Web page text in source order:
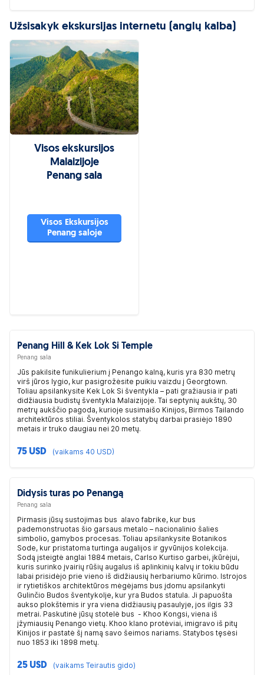
Užsisakyk ekskursijas internetu (anglų kalba)
Visos ekskursijos
Malaizijoje
Penang sala
Visos Ekskursijos
Penang saloje
Penang Hill & Kek Lok Si Temple
Penang sala
Jūs pakilsite funikulierium į Penango kalną, kuris yra 830 metrų
virš jūros lygio, kur pasigrožėsite puikiu vaizdu į Georgtown.
Toliau apsilankysite Kek Lok Si šventykla – pati gražiausia ir pati
didžiausia budistų šventykla Malaizijoje. Tai septynių aukštų, 30
metrų aukščio pagoda, kurioje susimaišo Kinijos, Birmos Tailando
architektūros stiliai. Šventykolos statybų darbai prasiėjo 1890
metais ir truko daugiau nei 20 metų.
75 USD (vaikams 40 USD)
Didysis turas po Penangą
Penang sala
Pirmasis jūsų sustojimas bus alavo fabrike, kur bus
pademonstruotas šio garsaus metalo – nacionalinio šalies
simbolio, gamybos procesas. Toliau apsilankysite Botanikos
Sode, kur pristatoma turtinga augalijos ir gyvūnijos kolekcija.
Sodą įsteigtė anglai 1884 metais, Carlso Kurtiso garbei, įkūrėjui,
kuris surinko įvairių rūšių augalus iš aplinkinių kalvų ir tokiu būdu
labai prisidėjo prie vieno iš didžiausių herbariumo kūrimo. Istrojos
ir rytietiškos architektūros mėgėjams bus įdomu apsilankyti
Gulinčio Budos šventykolje, kur yra Budos statula. Ji papuošta
aukso plokštėmis ir yra viena didžiausių pasaulyje, jos ilgis 33
metrai. Paskutinė jūsų stotelė bus - Khoo Kongsi, viena iš
įžymiausių Penango vietų. Khoo klano protėviai, imigravo iš pitų
Kinijos ir pastatė šį namą savo šeimos nariams. Statybos tęsėsi
nuo 1853 iki 1898 metų.
25 USD (vaikams Teirautis gido)